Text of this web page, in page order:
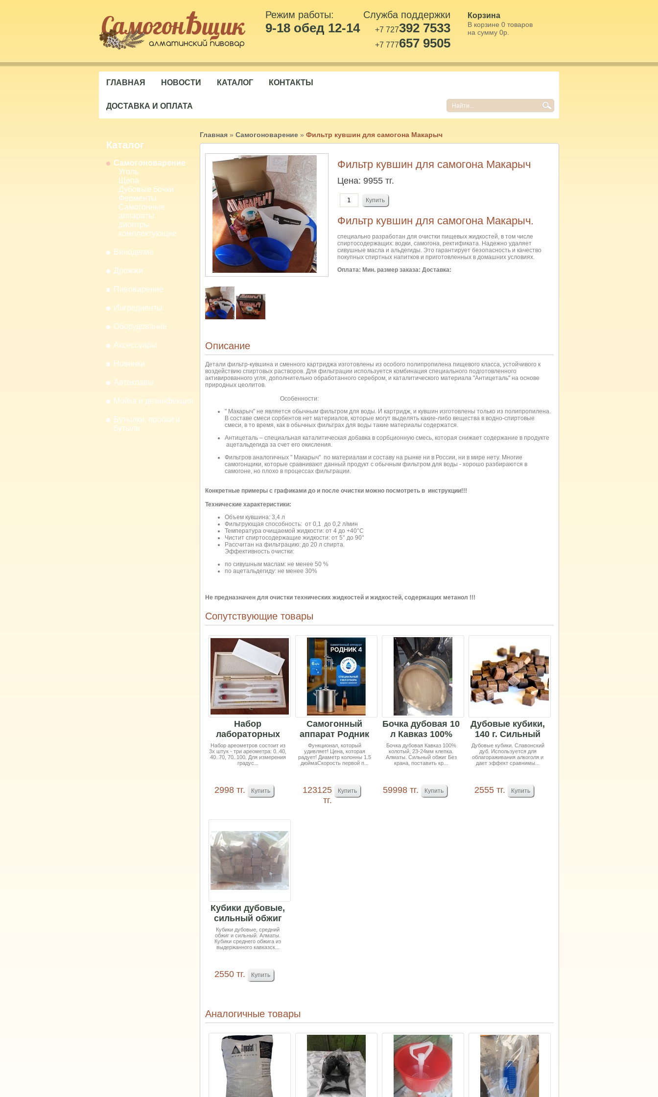
Режим работы:
9-18 обед 12-14
Корзина
В корзине 0 товаров
на сумму 0р.
Служба поддержки
+7 727392 7533
+7 777657 9505
ГЛАВНАЯ НОВОСТИ КАТАЛОГ КОНТАКТЫ
ДОСТАВКА И ОПЛАТА
Каталог
Самогоноварение
Уголь
Щепа
Дубовые бочки
Ферменты
Самогонные
аппараты
диоптры
комплектующие
Виноделие
Дрожжи
Пивоварение
Ингредиенты
Оборудование
Аксессуары
Новинки
Автоклавы
Мойка и дезинфекция
Бутылки, пробки и
бутыли
Главная » Самогоноварение » Фильтр кувшин для самогона Макарыч
Фильтр кувшин для самогона Макарыч
Цена: 9955 тг.
Фильтр кувшин для самогона Макарыч.
специально разработан для очистки пищевых жидкостей, в том числе
спиртосодержащих: водки, самогона, ректификата. Надежно удаляет
сивушные масла и альдегиды. Это гарантирует безопасность и качество
покупных спиртных напитков и приготовленных в домашних условиях.
Оплата: Мин. размер заказа: Доставка:
Описание
Детали фильтр-кувшина и сменного картриджа изготовлены из особого полипропилена пищевого класса, устойчивого к
воздействию спиртовых растворов. Для фильтрации используется комбинация специального подготовленного
активированного угля, дополнительно обработанного серебром, и каталитического материала "Антицеталь" на основе
природных цеолитов.
Особенности:
" Макарыч" не является обычным фильтром для воды. И картридж, и кувшин изготовлены только из полипропилена.
В составе смеси сорбентов нет материалов, которые могут выделять какие-либо вещества в водно-спиртовые
смеси, в то время, как в обычных фильтрах для воды такие материалы содержатся.
Антицеталь – специальная каталитическая добавка в сорбционную смесь, которая снижает содержание в продукте
ацетальдегида за счет его окисления.
Фильтров аналогичных " Макарыч" по материалам и составу на рынке ни в России, ни в мире нету. Многие
самогонщики, которые сравнивают данный продукт с обычным фильтром для воды - хорошо разбираются в
самогоне, но плохо в процессах фильтрации.
Конкретные примеры с графиками до и после очистки можно посмотреть в инструкции!!!
Технические характеристики:
Объем кувшина: 3,4 л
Фильтрующая способность: от 0,1 до 0,2 л/мин
Температура очищаемой жидкости: от 4 до +40°С
Чистит спиртосодержащие жидкости: от 5° до 90°
Рассчитан на фильтрацию: до 20 л спирта.
Эффективность очистки:
по сивушным маслам: не менее 50 %
по ацетальдегиду: не менее 30%
Не предназначен для очистки технических жидкостей и жидкостей, содержащих метанол !!!
Сопутствующие товары
Набор
лабораторных
спиртомеров
АСП-3 3шт и
терм...
Набор ареометров состоит из
3х штук - три ареометра: 0..40,
40..70, 70..100. Для измерения
градус...
2998 тг.
Самогонный
аппарат Родник
4, 21л + подарок
РПН ...
Функционал, который
удивляет! Цена, которая
радует! Диаметр колонны 1.5
дюймаСкорость первой п...
123125
тг.
Бочка дубовая 10
л Кавказ 100%
колотый
Черномор...
Бочка дубовая Кавказ 100%
колотый, 23-24мм клепка.
Алматы. Сильный обжиг Без
крана, поставить кр...
59998 тг.
Дубовые кубики,
140 г. Сильный
обжиг.
Славонски...
Дубовые кубики. Славонский
дуб. Используется для
облагораживания алкоголя и
дает эффект сравнимы...
2555 тг.
Кубики дубовые,
сильный обжиг
500гр
Кубики дубовые, средний
обжиг и сильный. Алматы.
Кубики среднего обжига из
выдержанного кавказск...
2550 тг.
Аналогичные товары